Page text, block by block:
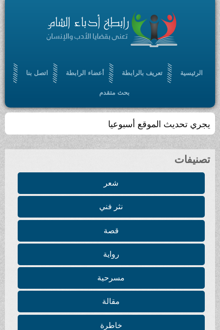
الرئيسية تعريف بالرابطة أعضاء الرابطة اتصل بنا
بحث متقدم
يجري تحديث الموقع أسبوعيا
تصنيفات
شعر
نثر فني
قصة
رواية
مسرحية
مقالة
خاطرة